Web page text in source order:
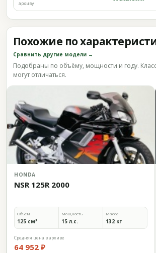
архиву
Похожие по
Сравнить другие модели →
Подобраны по объёму, мощности и году.
могут отличаться.
HONDA
NSR 125R 2000
Объём
125 см³
Мощность
15 л.с.
Масса
132 кг
Средняя цена в архиве
64 952 ₽